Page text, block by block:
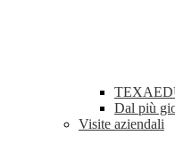
Dal più
Visite aziendali